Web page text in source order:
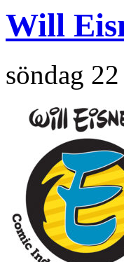
Will
söndag